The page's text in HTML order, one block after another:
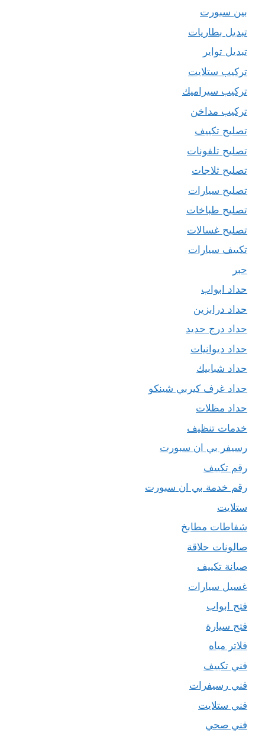
بين سبورت
تبديل بطاريات
تبديل تواير
تركيب ستلايت
تركيب سيراميك
تركيب مداخن
تصليح تكييف
تصليح تلفونات
تصليح ثلاجات
تصليح سيارات
تصليح طباخات
تصليح غسالات
تكييف سيارات
حبر
حداد ابواب
حداد درابزين
حداد درج حديد
حداد ديوانيات
حداد شبابيك
حداد غرف كيربي شينكو
حداد مظلات
خدمات تنظيف
رسيفر بي ان سبورت
رقم تكييف
رقم خدمة بي ان سبورت
ستلايت
شفاطات مطابخ
صالونات حلاقة
صيانة تكييف
غسيل سيارات
فتح ابواب
فتح سيارة
فلاتر مياه
فني تكييف
فني رسيفرات
فني ستلايت
فني صحي